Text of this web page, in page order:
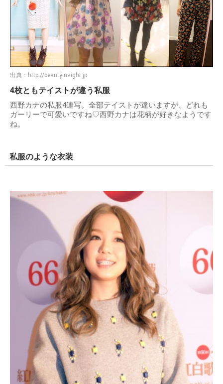
出典： http://beautyinsight.jp
4枚ともテイストが違う私服
西野カナの私服4連写。全部テイストが違いますが、どれも
ガーリーで可愛いですね♡西野カナは花柄が好きなようです
ね。
私服のような衣装